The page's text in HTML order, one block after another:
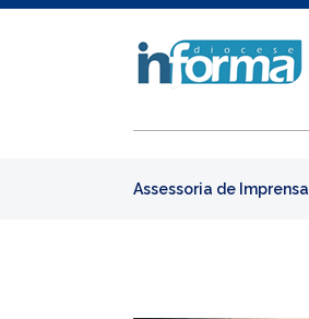
Assessoria de Imprensa